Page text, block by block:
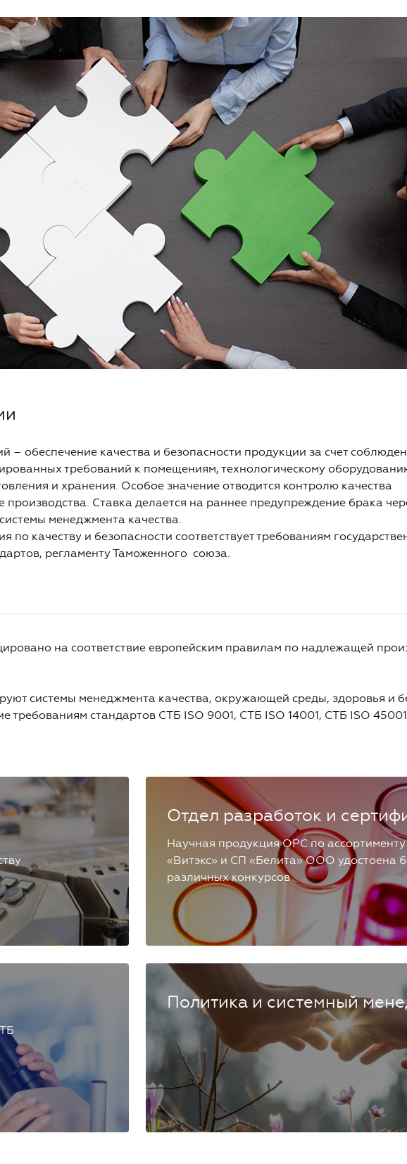
– обеспечение качества и безопасности продукции за счет
требований к помещениям, технологическому
и хранения. Особое значение отводится контролю качества
производства. Ставка делается на раннее предупреждение брака
менеджмента качества.
по качеству и безопасности соответствует требованиям
регламенту Таможенного союза.
на соответствие европейским правилам по надлежащей
системы менеджмента качества, окружающей среды, здоровья и
требованиям стандартов СТБ ISO 9001, СТБ ISO 14001, СТБ ISO
Отдел разработок и
Научная продукция ОРС по
«Витэкс» и СП «Белита» ООО удостоена
различных конкурсов
Политика и системный